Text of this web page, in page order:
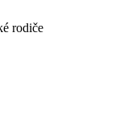
rodiče